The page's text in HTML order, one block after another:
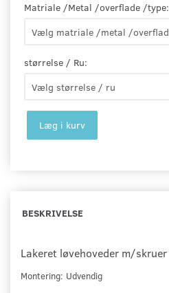
Matriale /Metal /overflade /type:
størrelse / Ru:
Læg i kurv
BESKRIVELSE
Lakeret løvehoveder m/skruer
Montering: Udvendig